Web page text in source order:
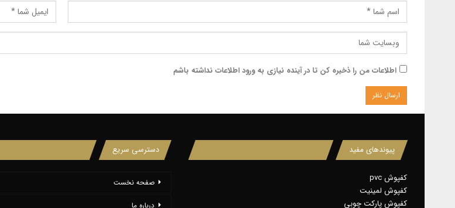
اطلاعات من را ذخیره کن تا در آینده نیازی به ورود اطلاعات نداشته باشم
پیوندهای مفید
کفپوش pvc
کفپوش لمینیت
کفپوش پارکت چوبی
دسترسی سریع
صفحه نخست
درباره ما